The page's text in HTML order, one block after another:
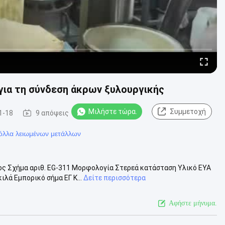
τη σύνδεση άκρων ξυλουργικής
18 9 απόψεις Μιλήστε τώρα. Συμμετοχή
λειωμένων μετάλλων
Σχήμα αριθ. EG-311 Μορφολογία Στερεά κατάσταση Υλικό ΕΥΑ
Εμπορικό σήμα ΕΓ Κ...
Δείτε περισσότερα
Αφήστε μήνυμα.